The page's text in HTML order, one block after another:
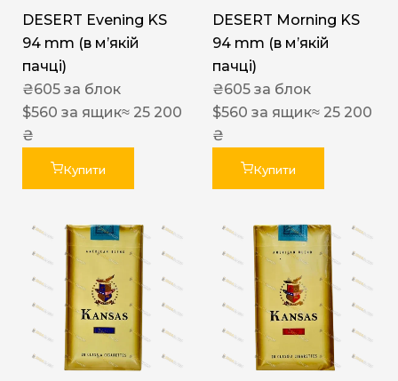
DESERT Evening KS
94 mm (в мʼякій
пачці)
₴605 за блок
$560 за ящик≈ 25 200
₴
Купити
DESERT Morning KS
94 mm (в мʼякій
пачці)
₴605 за блок
$560 за ящик≈ 25 200
₴
Купити